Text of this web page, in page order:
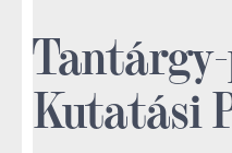
Kutatási